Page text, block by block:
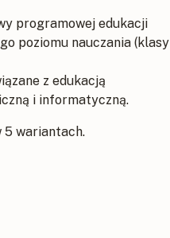
programowej edukacji
poziomu nauczania (klasy
z edukacją
i informatyczną.
5 wariantach.